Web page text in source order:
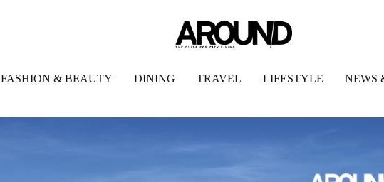
FASHION & BEAUTY DINING TRAVEL LIFESTYLE NEWS